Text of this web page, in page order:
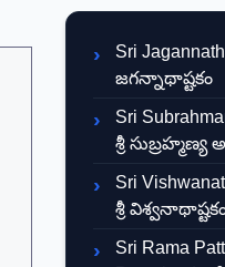
Sri
జగన్నాథాష్టకం
Sri
శ్రీ సుబ్రహ్మణ్య
Sri
శ్రీ
Sri Rama